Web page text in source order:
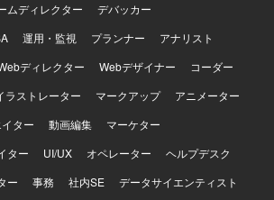
ムディレクター
デバッカー
運用・監視 プランナー
アナリスト
ディレクター Webデザイナー
コーダー
ラストレーター マークアップ
アニメーター
ター 動画編集
マーケター
ター UI/UX オペレーター
ヘルプデスク
ー 事務 社内SE
データサイエンティスト